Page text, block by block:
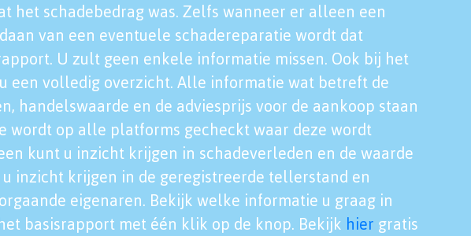
het schadebedrag was. Zelfs wanneer er alleen een
van een eventuele schadereparatie wordt dat
U zult geen enkele informatie missen. Ook bij het
een volledig overzicht. Alle informatie wat betreft de
handelswaarde en de adviesprijs voor de aankoop staan
wordt op alle platforms gecheckt waar deze wordt
kunt u inzicht krijgen in schadeverleden en de waarde
inzicht krijgen in de geregistreerde tellerstand en
eigenaren. Bekijk welke informatie u graag in
basisrapport met één klik op de knop. Bekijk hier gratis